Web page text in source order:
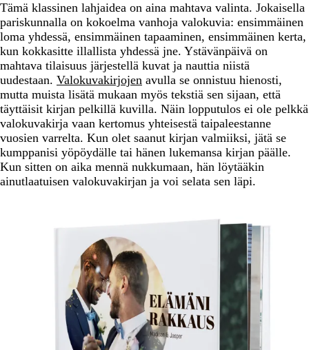
Tämä klassinen lahjaidea on aina mahtava valinta. Jokaisella
pariskunnalla on kokoelma vanhoja valokuvia: ensimmäinen
loma yhdessä, ensimmäinen tapaaminen, ensimmäinen kerta,
kun kokkasitte illallista yhdessä jne. Ystävänpäivä on
mahtava tilaisuus järjestellä kuvat ja nauttia niistä
uudestaan. Valokuvakirjojen avulla se onnistuu hienosti,
mutta muista lisätä mukaan myös tekstiä sen sijaan, että
täyttäisit kirjan pelkillä kuvilla. Näin lopputulos ei ole pelkkä
valokuvakirja vaan kertomus yhteisestä taipaleestanne
vuosien varrelta. Kun olet saanut kirjan valmiiksi, jätä se
kumppanisi yöpöydälle tai hänen lukemansa kirjan päälle.
Kun sitten on aika mennä nukkumaan, hän löytääkin
ainutlaatuisen valokuvakirjan ja voi selata sen läpi.